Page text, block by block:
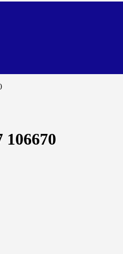
106670